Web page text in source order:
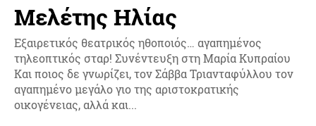
Μελέτης Ηλίας
Εξαιρετικός θεατρικός ηθοποιός… αγαπημένος
τηλεοπτικός σταρ! Συνέντευξη στη Μαρία Κυπραίου
Και ποιος δε γνωρίζει, τον Σάββα Τριανταφύλλου τον
αγαπημένο μεγάλο γιο της αριστοκρατικής
οικογένειας, αλλά και...